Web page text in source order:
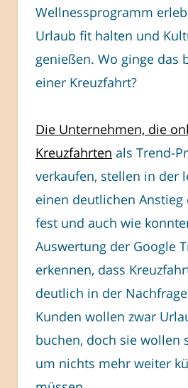
Wellnessprogramm
Urlaub fit halten und
genießen. Wo ginge das
einer Kreuzfahrt?
Die Unternehmen, die
Kreuzfahrten als Trend-
verkaufen, stellen in der
einen deutlichen Anstieg
fest und auch wie
Auswertung der Google
erkennen, dass
deutlich in der
Kunden wollen zwar
buchen, doch sie wollen
um nichts mehr weiter